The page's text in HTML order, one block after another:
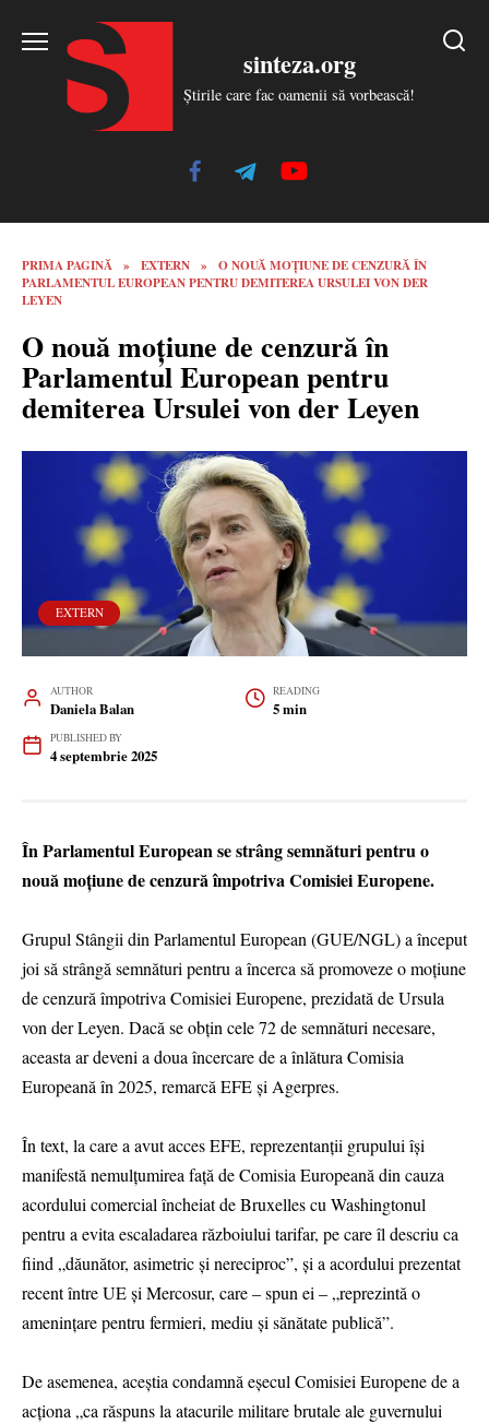
sinteza.org
Știrile care fac oamenii să vorbească!
PRIMA PAGINĂ » EXTERN »
O NOUĂ MOȚIUNE DE CENZURĂ ÎN
PARLAMENTUL EUROPEAN PENTRU DEMITEREA URSULEI VON DER
LEYEN
O nouă moțiune de cenzură în
Parlamentul European pentru
demiterea Ursulei von der Leyen
EXTERN
AUTHOR
Daniela Balan
READING
5 min
PUBLISHED BY
4 septembrie 2025
În Parlamentul European se strâng semnături pentru o
nouă moţiune de cenzură împotriva Comisiei Europene.
Grupul Stângii din Parlamentul European (GUE/NGL) a început
joi să strângă semnături pentru a încerca să promoveze o moţiune
de cenzură împotriva Comisiei Europene, prezidată de Ursula
von der Leyen. Dacă se obţin cele 72 de semnături necesare,
aceasta ar deveni a doua încercare de a înlătura Comisia
Europeană în 2025, remarcă EFE și Agerpres.
În text, la care a avut acces EFE, reprezentanţii grupului îşi
manifestă nemulţumirea faţă de Comisia Europeană din cauza
acordului comercial încheiat de Bruxelles cu Washingtonul
pentru a evita escaladarea războiului tarifar, pe care îl descriu ca
fiind „dăunător, asimetric şi nereciproc”, şi a acordului prezentat
recent între UE şi Mercosur, care – spun ei – „reprezintă o
ameninţare pentru fermieri, mediu şi sănătate publică”.
De asemenea, aceştia condamnă eşecul Comisiei Europene de a
acţiona „ca răspuns la atacurile militare brutale ale guvernului